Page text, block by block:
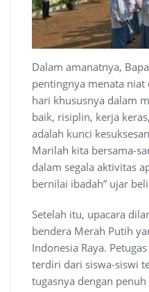
Dalam amanatnya,
pentingnya menata
hari khususnya dalam
baik, risiplin, kerja
adalah kunci
Marilah kita bersama-
dalam segala aktivitas
bernilai ibadah” ujar
Setelah itu, upacara
bendera Merah Putih
Indonesia Raya.
terdiri dari siswa-siswi
tugasnya dengan